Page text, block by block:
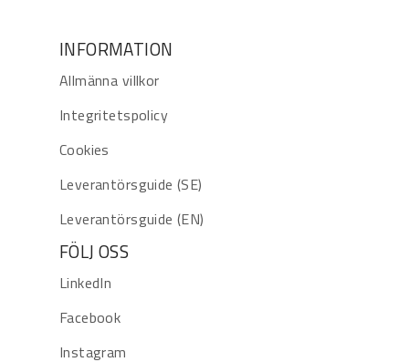
INFORMATION
Allmänna villkor
Integritetspolicy
Cookies
Leverantörsguide (SE)
Leverantörsguide (EN)
FÖLJ OSS
LinkedIn
Facebook
Instagram